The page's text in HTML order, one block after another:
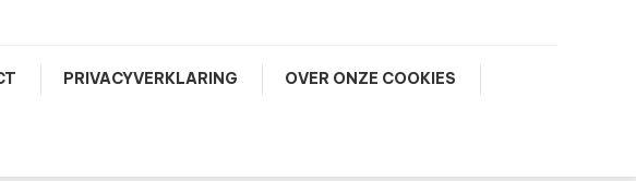
PRIVACYVERKLARING OVER ONZE COOKIES